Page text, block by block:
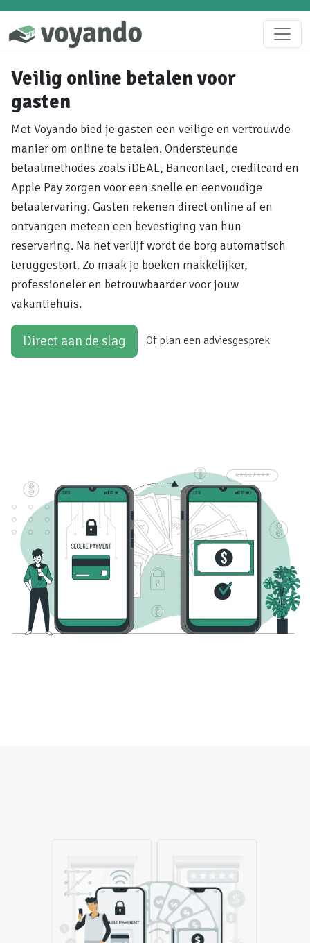
Veilig online betalen voor
gasten
Met Voyando bied je gasten een veilige en vertrouwde
manier om online te betalen. Ondersteunde
betaalmethodes zoals iDEAL, Bancontact, creditcard en
Apple Pay zorgen voor een snelle en eenvoudige
betaalervaring. Gasten rekenen direct online af en
ontvangen meteen een bevestiging van hun
reservering. Na het verlijf wordt de borg automatisch
teruggestort. Zo maak je boeken makkelijker,
professioneler en betrouwbaarder voor jouw
vakantiehuis.
Direct aan de slag Of plan een adviesgesprek